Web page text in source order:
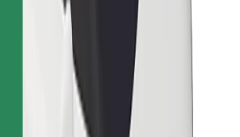
voznih parkov